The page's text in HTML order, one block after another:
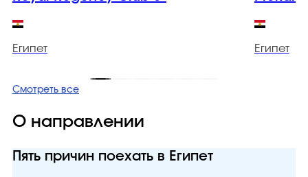
Египет Египет
Смотреть все
О направлении
Пять причин поехать в Египет